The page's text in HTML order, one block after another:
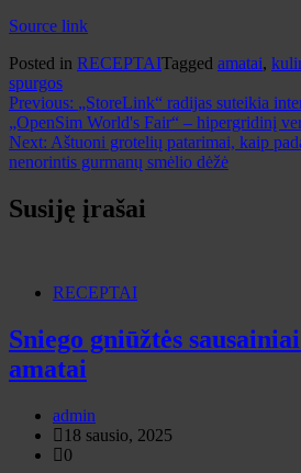
Source link
Posted in RECEPTAITagged amatai,
spurgos
Navigacija
tarp
įrašų
Previous: „StoreLink“ radijas suteikia
„OpenSim World's Fair“ – hipergridinį
Next: Aštuoni grotelių patarimai, kaip
nenorintis gurmanų smėlio dėžė
Susiję įrašai
RECEPTAI
Sniego gniūžtės
amatai
admin
18 sausio, 2025
0